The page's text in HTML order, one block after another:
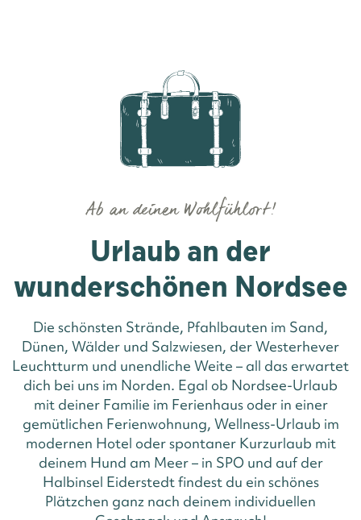
Urlaub an der
wunderschönen Nordsee
Ab an deinen Wohlfühlort!
Die schönsten Strände, Pfahlbauten im Sand,
Dünen, Wälder und Salzwiesen, der Westerhever
Leuchtturm und unendliche Weite – all das erwartet
dich bei uns im Norden. Egal ob Nordsee-Urlaub
mit deiner Familie im Ferienhaus oder in einer
gemütlichen Ferienwohnung, Wellness-Urlaub im
modernen Hotel oder spontaner Kurzurlaub mit
deinem Hund am Meer – in SPO und auf der
Halbinsel Eiderstedt findest du ein schönes
Plätzchen ganz nach deinem individuellen